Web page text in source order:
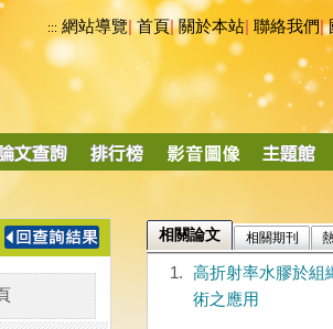
::: 網站導覽|首頁|關於本站 聯絡我們|
相關論文 相關期刊
1.
高折射率水膠於組
術之應用